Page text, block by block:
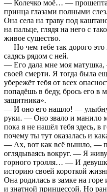
— Колечко моё… —
принца глазами полными слез.
Она села на траву под
на пальце, глядя на него с
живое существо.
— Но чем тебе так дорого
садясь рядом с ней.
— Его дала мне моя
своей смерти. Я тогда была
убережёт тебя от всех
попадёшь в беду, брось его в
защитника».
— И оно его нашло! —
руки. — Оно звало и манило
пока я не нашёл тебя здесь,
почему ты тут оказалась и
— Ах, вот как всё вышло, —
оглядываясь вокруг. — Я
горного тролля… — И
историю своей короткой
Она родилась в замке на
и знатной принцессой. Но